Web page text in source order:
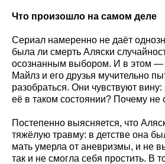
Что произошло на самом деле
Сериал намеренно не даёт
была ли смерть Аляски
осознанным выбором. И в этом —
Майлз и его друзья мучительно
разобраться. Они чувствуют
её в таком состоянии? Почему не
Постепенно выясняется, что
тяжёлую травму: в детстве она
мать умерла от аневризмы, и не
так и не смогла себя простить. В